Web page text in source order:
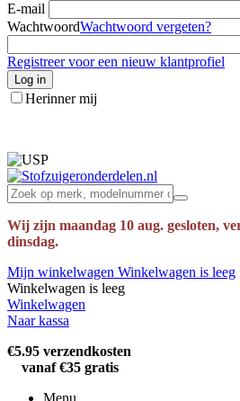
E-mail
WachtwoordWachtwoord vergeten?
Registreer voor een nieuw klantprofiel
Log in
Herinner mij
Wij zijn maandag 10 aug. gesloten,
dinsdag.
Mijn winkelwagen Winkelwagen is leeg
Winkelwagen is leeg
Winkelwagen
Naar kassa
€5.95 verzendkosten
vanaf €35 gratis
Menu